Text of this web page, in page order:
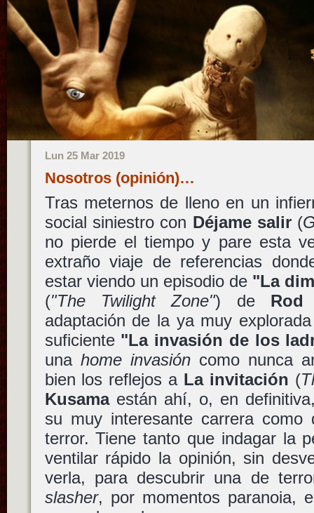
Lun 25 Mar 2019
Nosotros (opinión)…
Tras meternos de lleno en un
social siniestro con Déjame salir (
no pierde el tiempo y pare esta
extraño viaje de referencias
estar viendo un episodio de "La
("The Twilight Zone") de Rod
adaptación de la ya muy
suficiente "La invasión de los
una home invasióncomo nunca
bien los reflejos a La invitación (
Kusamaestán ahí, o, en
su muy interesante carrera
terror. Tiene tanto que indagar la
ventilar rápido la opinión, sin
verla, para descubrir una de
slasher, por momentos paranoia,